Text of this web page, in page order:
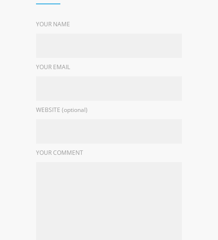
YOUR NAME
YOUR EMAIL
WEBSITE (optional)
YOUR COMMENT